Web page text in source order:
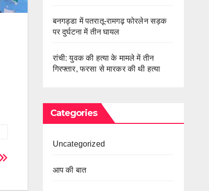
बनगड्डा में पतरातू-रामगढ़ फोरलेन सड़क
पर दुर्घटना में तीन घायल
रांची: युवक की हत्या के मामले में तीन
गिरफ्तार, फरसा से मारकर की थी हत्या
Categories
Uncategorized
आप की बात